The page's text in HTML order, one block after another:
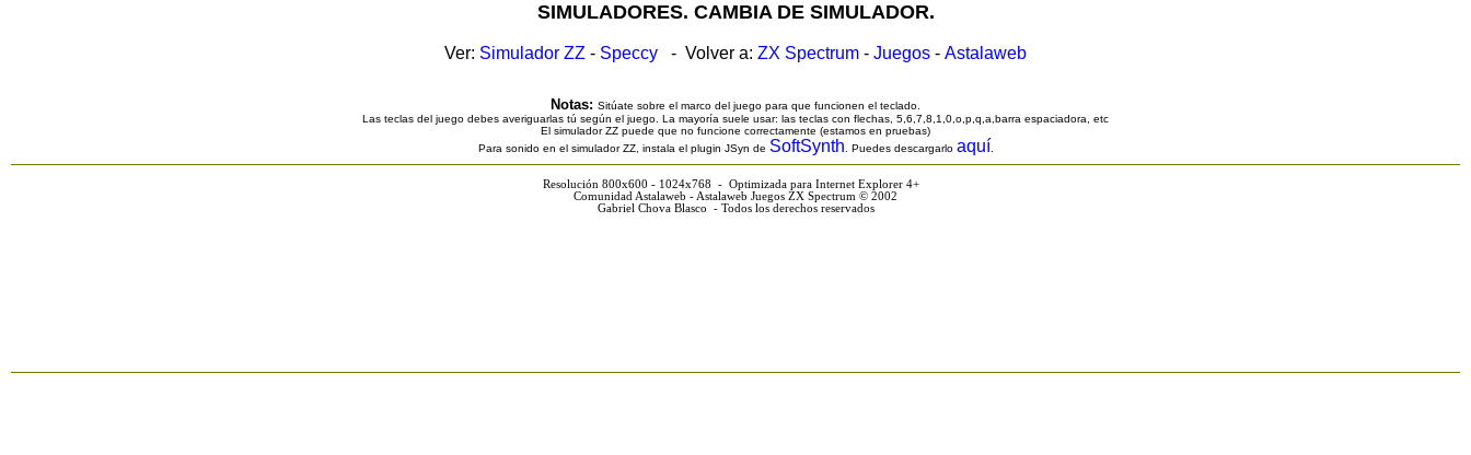
SIMULADORES. CAMBIA DE SIMULADOR.
Ver: Simulador ZZ - Speccy - Volver a: ZX Spectrum - Juegos - Astalaweb
Notas: Sitúate sobre el marco del juego para que funcionen el teclado.
Las teclas del juego debes averiguarlas tú según el juego. La mayoría suele usar: las teclas con flechas, 5,6,7,8,1,0,o,p,q,a,barra espaciadora, etc
El simulador ZZ puede que no funcione correctamente (estamos en pruebas)
Para sonido en el simulador ZZ, instala el plugin JSyn de SoftSynth . Puedes descargarlo aquí
Resolución 800x600 - 1024x768 - Optimizada para Internet Explorer 4+
Comunidad Astalaweb - Astalaweb Juegos ZX Spectrum © 2002
Gabriel Chova Blasco - Todos los derechos reservados